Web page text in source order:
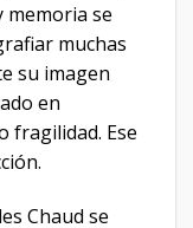
memoria se
muchas
su imagen
en
fragilidad. Ese
Chaud se